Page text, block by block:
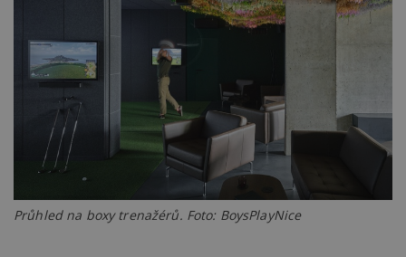
Průhled na boxy trenažérů. Foto: BoysPlayNice